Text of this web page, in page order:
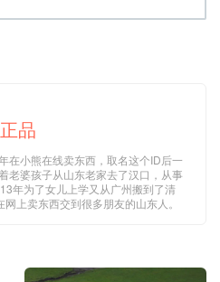
品
在小熊在线卖东西，取名这个ID后一
老婆孩子从山东老家去了汉口，从事
年为了女儿上学又从广州搬到了清
上卖东西交到很多朋友的山东人。